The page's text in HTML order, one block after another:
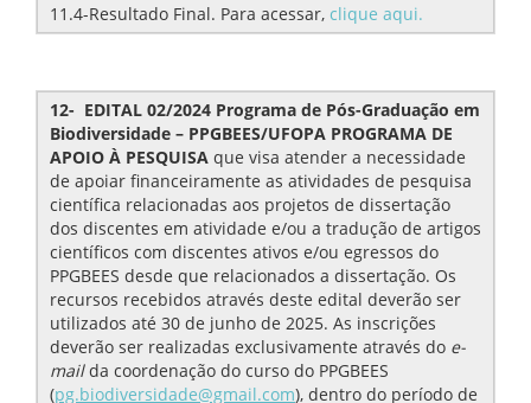
11.4-Resultado Final. Para acessar, clique aqui.
12- EDITAL 02/2024 Programa de Pós-Graduação em
Biodiversidade – PPGBEES/UFOPA PROGRAMA DE
APOIO À PESQUISA que visa atender a necessidade
de apoiar financeiramente as atividades de pesquisa
científica relacionadas aos projetos de dissertação
dos discentes em atividade e/ou a tradução de artigos
científicos com discentes ativos e/ou egressos do
PPGBEES desde que relacionados a dissertação. Os
recursos recebidos através deste edital deverão ser
utilizados até 30 de junho de 2025. As inscrições
deverão ser realizadas exclusivamente através do e-
mailda coordenação do curso do PPGBEES
(pg.biodiversidade@gmail.com), dentro do período de